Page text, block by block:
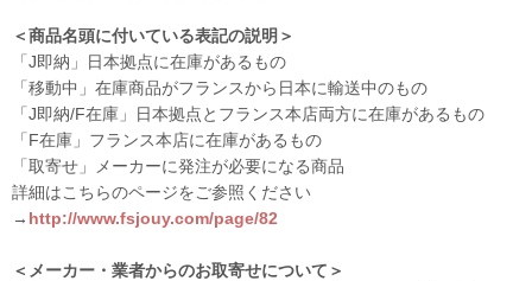
＜商品名頭に付いている表記の説明＞
「J即納」日本拠点に在庫があるもの
「移動中」在庫商品がフランスから日本に輸送中のもの
「J即納/F在庫」日本拠点とフランス本店両方に在庫があるもの
「F在庫」フランス本店に在庫があるもの
「取寄せ」メーカーに発注が必要になる商品
詳細はこちらのページをご参照ください
→ http://www.fsjouy.com/page/82
＜メーカー・業者からのお取寄せについて＞